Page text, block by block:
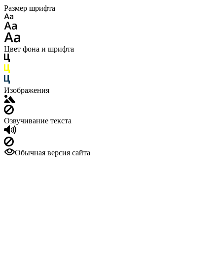
Размер шрифта
Цвет фона и шрифта
Изображения
Озвучивание текста
Обычная версия сайта